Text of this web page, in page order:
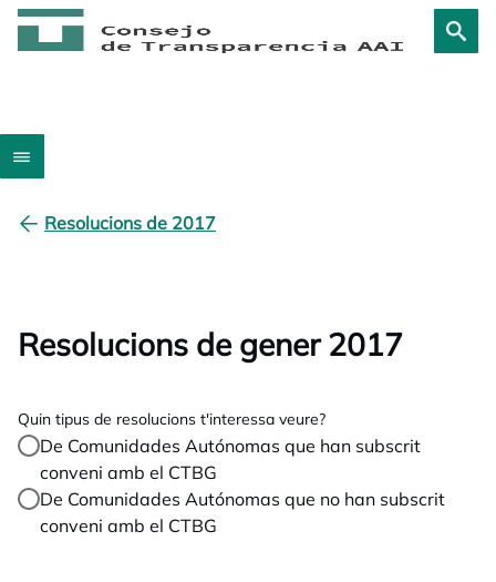
Resolucions de 2017
Resolucions de gener 2017
Quin tipus de resolucions t'interessa veure?
De Comunidades Autónomas que han subscrit
conveni amb el CTBG
De Comunidades Autónomas que no han subscrit
conveni amb el CTBG